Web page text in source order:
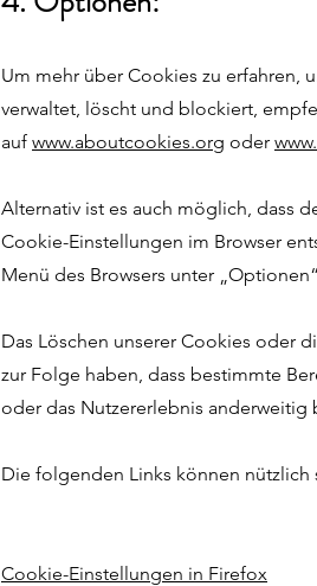
Um mehr über Cookies zu erfahren,
verwaltet, löscht und blockiert,
auf www.aboutcookies.org oder
Alternativ ist es auch möglich, dass
Cookie-Einstellungen im Browser
Menü des Browsers unter
Das Löschen unserer Cookies oder
zur Folge haben, dass bestimmte
oder das Nutzererlebnis anderweitig
Die folgenden Links können
Cookie-Einstellungen in Firefox